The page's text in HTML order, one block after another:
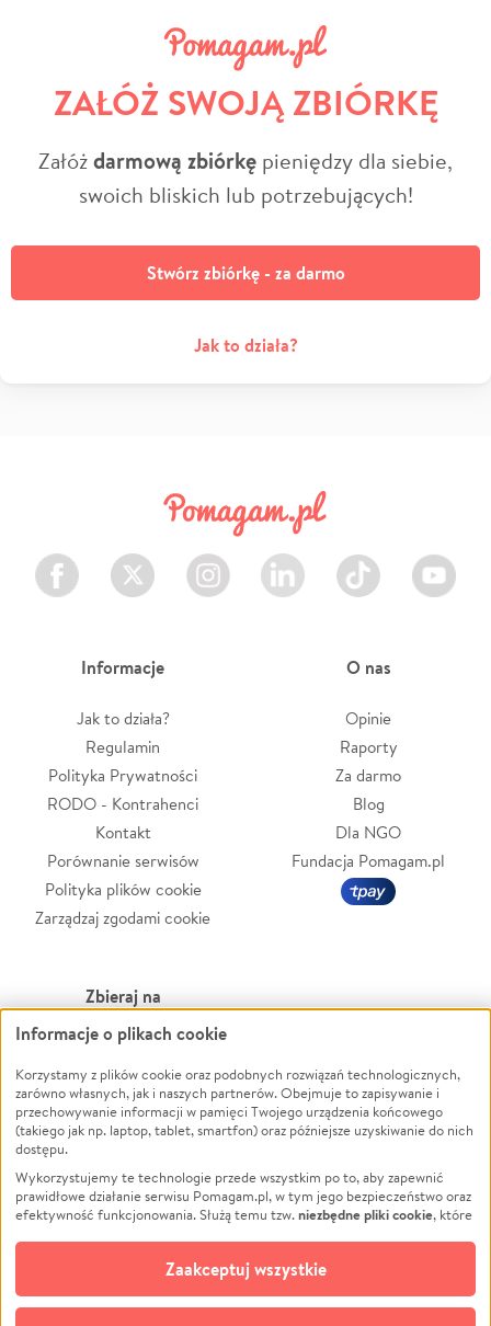
ZAŁÓŻ SWOJĄ ZBIÓRKĘ
Załóżdarmową zbiórkę pieniędzy dla siebie,
swoich bliskich lub potrzebujących!
Stwórz zbiórkę - za darmo
Jak to działa?
Facebook Twitter Instagram LinkedIn TikTok Youtube
Informacje
Jak to działa?
Regulamin
Polityka Prywatności
RODO - Kontrahenci
Kontakt
Porównanie serwisów
Polityka plików cookie
Zarządzaj zgodami cookie
O nas
Opinie
Raporty
Za darmo
Blog
Dla NGO
Fundacja Pomagam.pl
Zbieraj na
Leczenie
Zwierzęta
Pożar
Ukraina
Pomoc Finansowa
Projekty
Pogrzeb
Społeczność lokalna
Kultura
Powódź
Wichura
NGO
Edukacja
Podróż
Impreza
Ochrona środowiska
Biznes
Informacje o plikach cookie
Korzystamy z plików cookie oraz podobnych rozwiązań technologicznych,
zarówno własnych, jak i naszych partnerów. Obejmuje to zapisywanie i
przechowywanie informacji w pamięci Twojego urządzenia końcowego
(takiego jak np. laptop, tablet, smartfon) oraz późniejsze uzyskiwanie do nich
dostępu.
Wykorzystujemy te technologie przede wszystkim po to, aby zapewnić
prawidłowe działanie serwisu Pomagam.pl, w tym jego bezpieczeństwo oraz
efektywność funkcjonowania. Służą temu tzw.niezbędne pliki cookie, które
opcjonalnych plików cookie
technologii do celów analitycznych i retargetingowych. Możesz wyrazić
zgodę na ich stosowanie lub jej odmówić. W dowolnym momencie masz
możliwość zmiany swoich preferencji na stronie „Zarządzaj zgodami cookie”,
Zaakceptuj wszystkie